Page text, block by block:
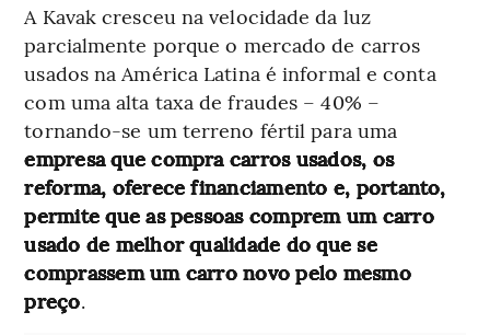
A Kavak cresceu na velocidade da luz
parcialmente porque o mercado de carros
usados na América Latina é informal e conta
com uma alta taxa de fraudes – 40% –
tornando-se um terreno fértil para uma
empresa que compra carros usados, os
reforma, oferece financiamento e, portanto,
permite que as pessoas comprem um carro
usado de melhor qualidade do que se
comprassem um carro novo pelo mesmo
preço.